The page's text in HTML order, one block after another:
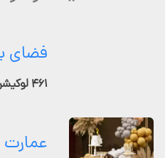
فضای
۴۶۱ لوکیشن عکاسی فعال
عمارت